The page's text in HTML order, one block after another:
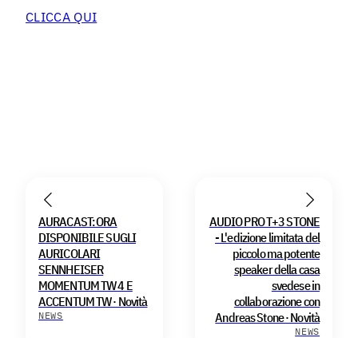
CLICCA QUI
NEWS
AURACAST: ORA
DISPONIBILE SUGLI
AURICOLARI
SENNHEISER
MOMENTUM TW 4 E
ACCENTUM TW · Novità
NEWS
AUDIO PRO T+3 STONE
- L'edizione limitata del
piccolo ma potente
speaker della casa
svedese in
collaborazione con
Andreas Stone · Novità